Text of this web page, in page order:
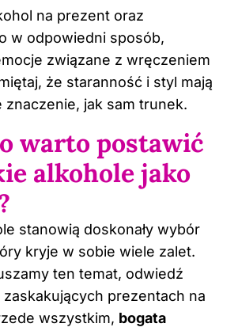
na prezent oraz
w odpowiedni sposób,
związane z wręczeniem
że staranność i styl mają
jak sam trunek.
warto postawić
alkohole jako
stanowią doskonały wybór
kryje w sobie wiele zalet.
ten temat, odwiedź
zaskakujących prezentach na
wszystkim, bogata